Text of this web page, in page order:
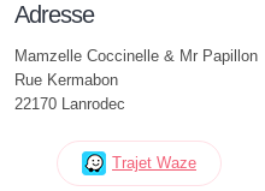
Adresse
Mamzelle Coccinelle & Mr Papillon
Rue Kermabon
22170 Lanrodec
Trajet Waze